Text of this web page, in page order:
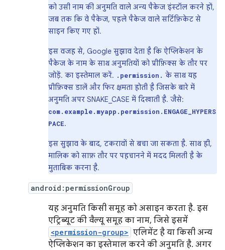
को उसी नाम की अनुमति वाले अन्य पैकेज इंस्टॉल करने हों,
जब तक कि वे पैकेज, पहले पैकेज वाले सर्टिफ़िकेट से
साइन किए गए हों.
इस वजह से, Google सुझाव देता है कि ऐप्लिकेशन के
पैकेज के नाम के साथ अनुमतियों को प्रीफ़िक्स के तौर पर
जोड़ें. का इस्तेमाल करें. .permission. के साथ यह
प्रीफ़िक्स डालें और फिर क्षमता होती है जिसके बारे में
अनुमति अपर SNAKE_CASE में दिखाती है. जैसे:
com.example.myapp.permission.ENGAGE_HYPERS
PACE.
इस सुझाव के बाद, टकरावों से बचा जा सकता है. साथ ही,
मालिक को साफ़ तौर पर पहचानने में मदद मिलती है के
मुताबिक करना है.
android:permissionGroup
यह अनुमति किसी समूह को असाइन करता है. इस
एट्रिब्यूट की वैल्यू समूह का नाम, जिसे इसमें
<permission-group> एलिमेंट है या किसी अन्य
ऐप्लिकेशन का इस्तेमाल करने की अनुमति है. अगर